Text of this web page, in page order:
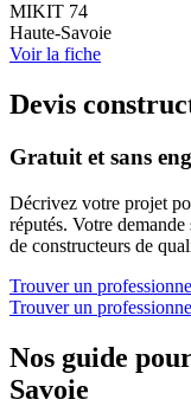
MIKIT 74
Haute-Savoie
Voir la fiche
Devis
Gratuit et sans
Décrivez votre projet
réputés. Votre
de constructeurs de
Trouver un
Trouver un
Nos guide
Savoie